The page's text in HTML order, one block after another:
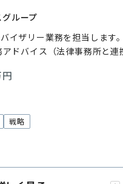
ループ
イザリー業務を担当しま
ドバイス（法律事務所と
戦略